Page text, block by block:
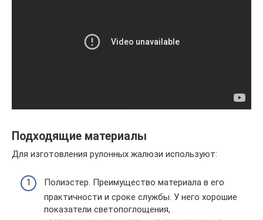
Подходящие материалы
Для изготовления рулонных жалюзи используют:
Полиэстер. Преимущество материала в его
практичности и сроке службы. У него хорошие
показатели светопоглощения,